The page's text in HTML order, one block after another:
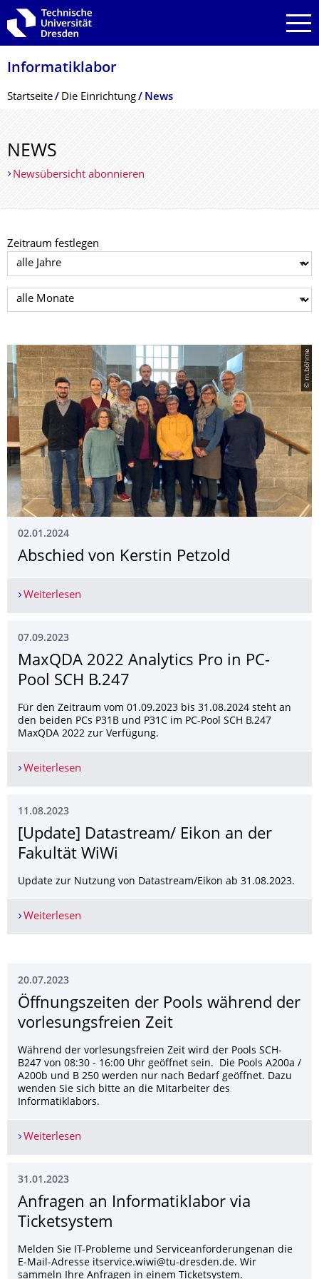
Zur Hauptnavigation springen
Zur Suche springen
Zum Inhalt springen
Informatiklabor
Breadcrumb-Menü
Startseite Die Einrichtung News
NEWS
Newsübersicht abonnieren
Zeitraum festlegen
Jahr auswählen
Monat auswählen
© m.böhme
02.01.2024
Abschied von Kerstin Petzold
Weiterlesen
07.09.2023
MaxQDA 2022 Analytics Pro in PC-
Pool SCH B.247
Für den Zeitraum vom 01.09.2023 bis 31.08.2024 steht an
den beiden PCs P31B und P31C im PC-Pool SCH B.247
MaxQDA 2022 zur Verfügung.
Weiterlesen
11.08.2023
[Update] Datastream/ Eikon an der
Fakultät WiWi
Update zur Nutzung von Datastream/Eikon ab 31.08.2023.
Weiterlesen
20.07.2023
Öffnungszeiten der Pools während der
vorlesungsfreien Zeit
Während der vorlesungsfreien Zeit wird der Pools SCH-
B247 von 08:30 - 16:00 Uhr geöffnet sein. Die Pools A200a /
A200b und B 250 werden nur nach Bedarf geöffnet. Dazu
wenden Sie sich bitte an die Mitarbeiter des
Informatiklabors.
Weiterlesen
31.01.2023
Anfragen an Informatiklabor via
Ticketsystem
Melden Sie IT-Probleme und Serviceanforderungenan die
E-Mail-Adresse itservice.wiwi@tu-dresden.de. Wir
sammeln Ihre Anfragen in einem Ticketsystem.